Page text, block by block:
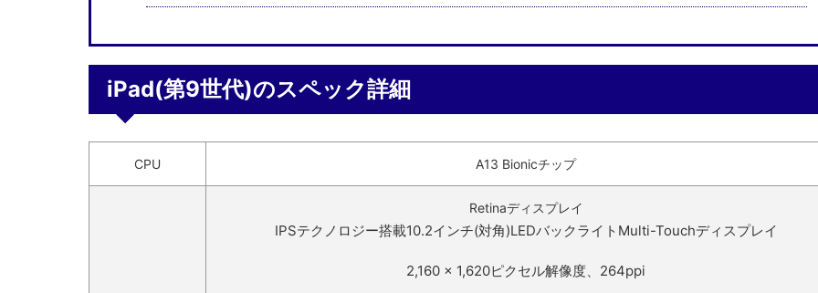
iPad(第9世代)のスペック詳細
CPU A13 Bionicチップ
Retinaディスプレイ
IPSテクノロジー搭載10.2インチ(対角)LEDバックライトMulti-Touchディスプレイ
2,160 x 1,620ピクセル解像度、264ppi